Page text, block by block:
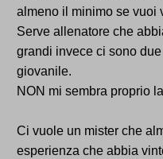
almeno il minimo se vuoi
Serve allenatore che
grandi invece ci sono
giovanile.
NON mi sembra proprio
Ci vuole un mister che
esperienza che abbia